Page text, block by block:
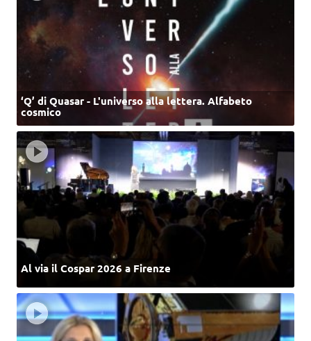
‘Q’ di Quasar - L'universo alla lettera. Alfabeto
cosmico
Al via il Cospar 2026 a Firenze